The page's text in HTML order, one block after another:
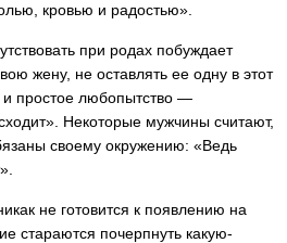
кровью и радостью».
при родах побуждает
жену, не оставлять ее одну в этот
простое любопытство —
Некоторые мужчины считают,
своему окружению: «Ведь
не готовится к появлению на
стараются почерпнуть какую-